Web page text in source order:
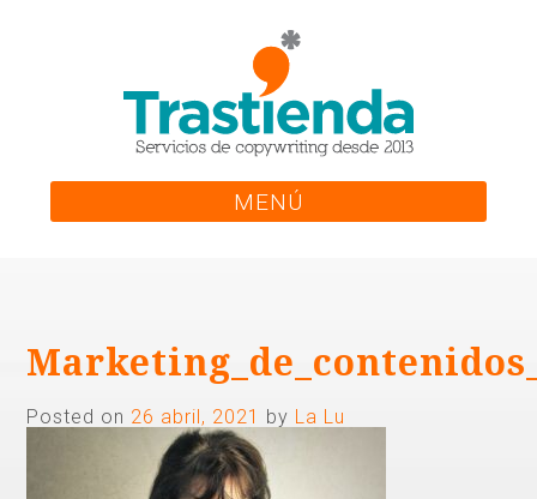
MENÚ
Posted on 26 abril, 2021 by La Lu